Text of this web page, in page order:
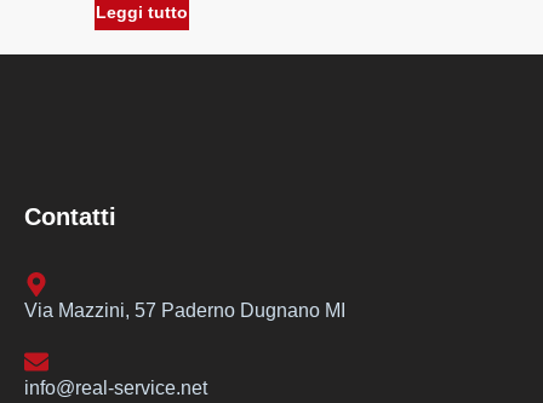
Leggi tutto
Contatti
Via Mazzini, 57 Paderno Dugnano MI
info@real-service.net